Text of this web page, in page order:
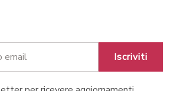
Iscriviti